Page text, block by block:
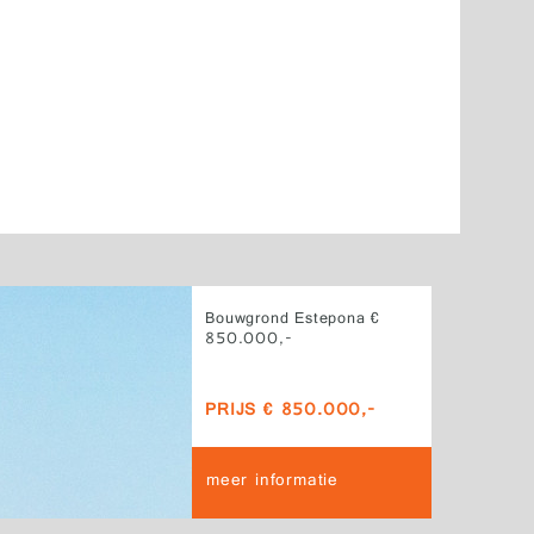
Bouwgrond Estepona €
850.000,-
PRIJS € 850.000,-
meer informatie